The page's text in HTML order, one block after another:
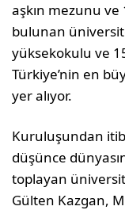
aşkın mezunu ve
bulunan
yüksekokulu ve
Türkiye’nin en
yer alıyor.
Kuruluşundan
düşünce
toplayan
Gülten Kazgan,